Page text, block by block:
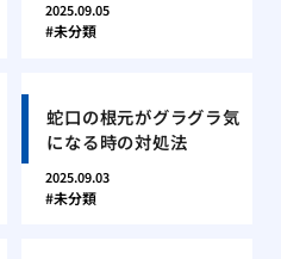
2025.09.05
未分類
蛇口の根元がグラグラ気
になる時の対処法
2025.09.03
未分類